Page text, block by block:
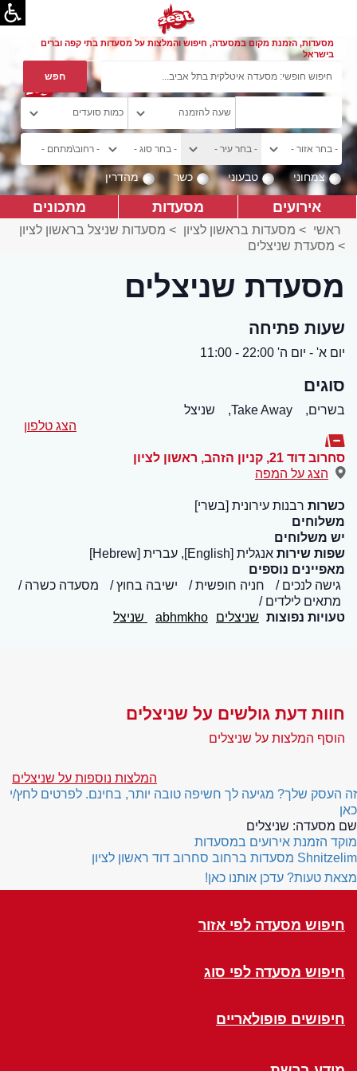
מסעדות, הזמנת מקום במסעדה, חיפוש והמלצות על מסעדות בתי קפה וברים
בישראל
צמחוני טבעוני כשר מהדרין
אירועים מסעדות מתכונים
ראשי > מסעדות בראשון לציון > מסעדות שניצל בראשון לציון
> מסעדת שניצלים
מסעדת שניצלים
שעות פתיחה
יום א' - יום ה' 22:00 - 11:00
סוגים
בשרים, Take Away,
שניצל
הצג טלפון
סחרוב דוד 21, קניון הזהב , ראשון לציון
הצג על המפה
כשרות רבנות עירונית [בשרי]
משלוחים
יש משלוחים
שפות שירות אנגלית [English], עברית [Hebrew]
מאפיינים נוספים
גישה לנכים
חניה חופשית ישיבה בחוץ
מסעדה כשרה
מתאים לילדים
טעויות נפוצות שניצלים abhmkho שניצל
חוות דעת גולשים על שניצלים
הוסף המלצות על שניצלים
המלצות נוספות על שניצלים
זה העסק שלך? מגיעה לך חשיפה טובה יותר, בחינם. לפרטים לחץ/י
כאן
שם מסעדה: שניצלים
מוקד הזמנת אירועים במסעדות
Shnitzelim מסעדות ברחוב סחרוב דוד ראשון לציון
מצאת טעות? עדכן אותנו כאן!
חיפוש מסעדה לפי אזור
חיפוש מסעדה לפי סוג
חיפושים פופולאריים